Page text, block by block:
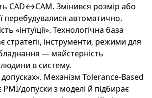
CAD↔CAM. Змінився розмір або
перебудувалися автоматично.
«інтуїції». Технологічна база
стратегії, інструменти, режими для
— майстерність
в систему.
Механізм Tolerance-Based
допуски з моделі й підбирає